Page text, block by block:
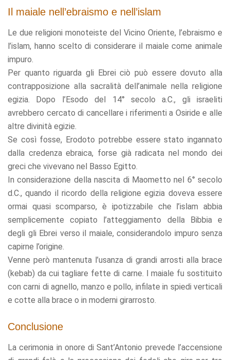
Il maiale nell’ebraismo e nell’islam
Le due religioni monoteiste del Vicino Oriente, l’ebraismo e
l’islam, hanno scelto di considerare il maiale come animale
impuro.
Per quanto riguarda gli Ebrei ciò può essere dovuto alla
contrapposizione alla sacralità dell’animale nella religione
egizia. Dopo l’Esodo del 14° secolo a.C., gli israeliti
avrebbero cercato di cancellare i riferimenti a Osiride e alle
altre divinità egizie.
Se così fosse, Erodoto potrebbe essere stato ingannato
dalla credenza ebraica, forse già radicata nel mondo dei
greci che vivevano nel Basso Egitto.
In considerazione della nascita di Maometto nel 6° secolo
d.C., quando il ricordo della religione egizia doveva essere
ormai quasi scomparso, è ipotizzabile che l’islam abbia
semplicemente copiato l’atteggiamento della Bibbia e
degli gli Ebrei verso il maiale, considerandolo impuro senza
capirne l’origine.
Venne però mantenuta l’usanza di grandi arrosti alla brace
(kebab) da cui tagliare fette di carne. I maiale fu sostituito
con carni di agnello, manzo e pollo, infilate in spiedi verticali
e cotte alla brace o in moderni girarrosto.
Conclusione
La cerimonia in onore di Sant’Antonio prevede l’accensione